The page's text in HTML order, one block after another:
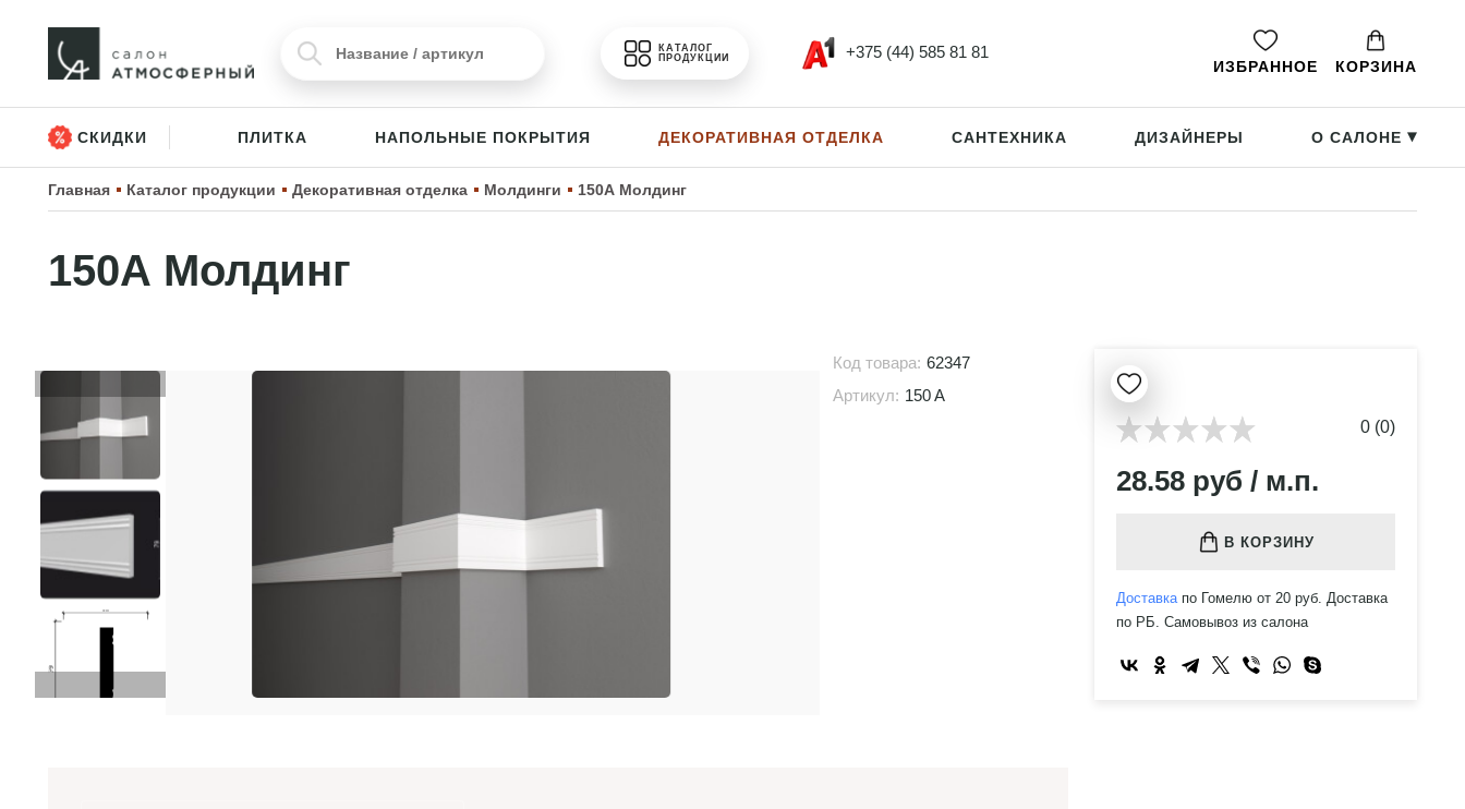
КАТАЛОГ
ПРОДУКЦИИ
+375 (44) 585 81 81
ИЗБРАННОЕ КОРЗИНА
СКИДКИ ПЛИТКА НАПОЛЬНЫЕ ПОКРЫТИЯ ДЕКОРАТИВНАЯ ОТДЕЛКА САНТЕХНИКА ДИЗАЙНЕРЫ О САЛОНЕ ▸
Главная Каталог продукции Декоративная отделка Молдинги 150А Молдинг
150А Молдинг
Код товара: 62347
Артикул: 150 A
0 (0)
28.58 руб / м.п.
В КОРЗИНУ
Доставкапо Гомелю от 20 руб. Доставка
по РБ. Самовывоз из салона